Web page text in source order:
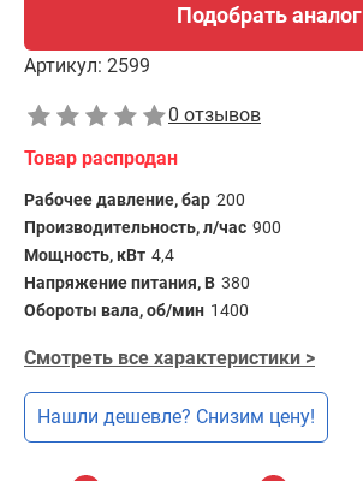
Подобрать аналог
Артикул: 2599
0 отзывов
Товар распродан
Рабочее давление, бар 200
Производительность, л/час 900
Мощность, кВт 4,4
Напряжение питания, В 380
Обороты вала, об/мин 1400
Смотреть все характеристики >
Нашли дешевле? Снизим цену!